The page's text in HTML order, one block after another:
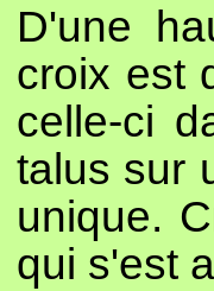
D'une
croix est
celle-ci
talus sur
unique.
qui s'est